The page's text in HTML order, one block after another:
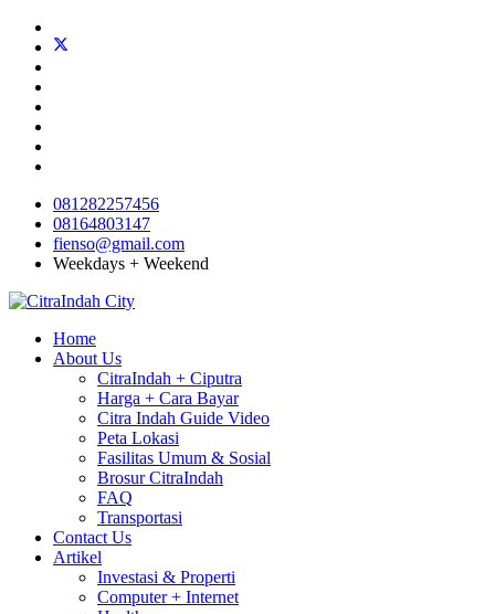
081282257456
08164803147
fienso@gmail.com
Weekdays + Weekend
Home
About Us
CitraIndah + Ciputra
Harga + Cara Bayar
Citra Indah Guide Video
Peta Lokasi
Fasilitas Umum & Sosial
Brosur CitraIndah
FAQ
Transportasi
Contact Us
Artikel
Investasi & Properti
Computer + Internet